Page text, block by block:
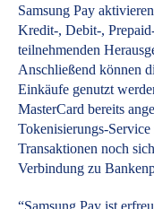
Samsung Pay
Kredit-, Debit-,
teilnehmenden
Anschließend können
Einkäufe genutzt
MasterCard bereits
Tokenisierungs-
Transaktionen noch
Verbindung zu